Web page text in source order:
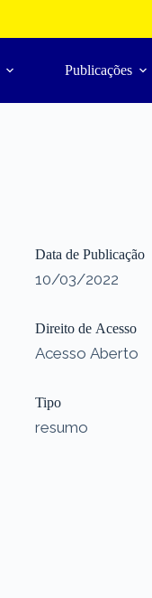
Publicações
Data de Publicação
10/03/2022
Direito de Acesso
Acesso Aberto
Tipo
resumo